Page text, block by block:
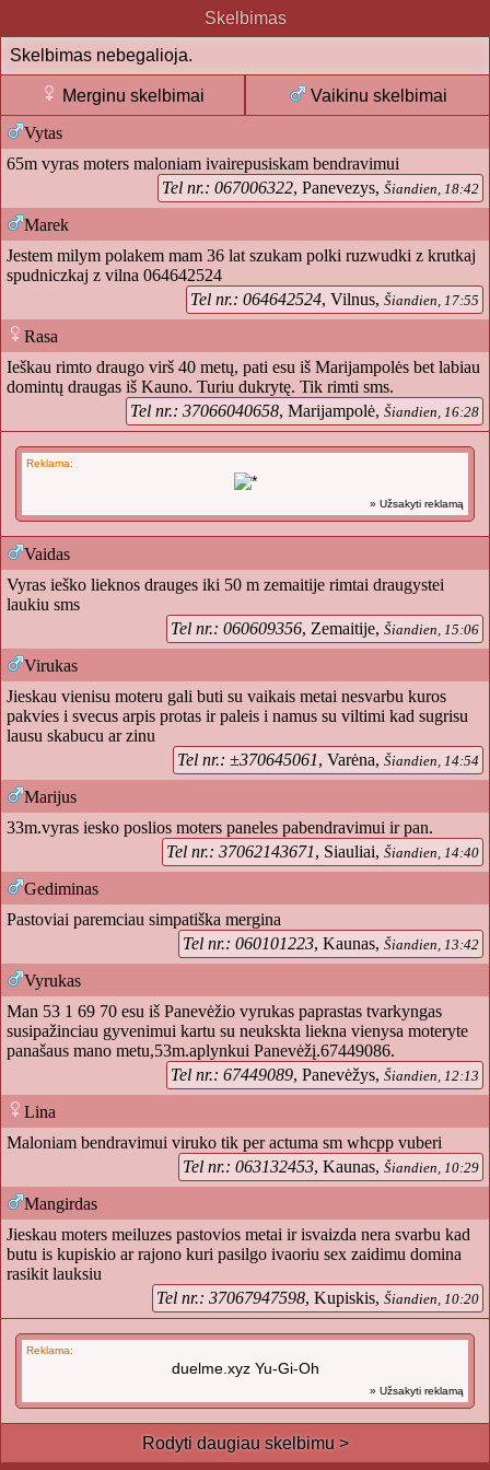
Skelbimas
Skelbimas nebegalioja.
Merginu skelbimai
Vaikinu skelbimai
Vytas
65m vyras moters maloniam ivairepusiskam bendravimui
Tel nr.: 067006322, Panevezys, Šiandien, 18:42
Marek
Jestem milym polakem mam 36 lat szukam polki ruzwudki z krutkaj
spudniczkaj z vilna 064642524
Tel nr.: 064642524, Vilnus, Šiandien, 17:55
Rasa
Ieškau rimto draugo virš 40 metų, pati esu iš Marijampolės bet labiau
domintų draugas iš Kauno. Turiu dukrytę. Tik rimti sms.
Tel nr.: 37066040658, Marijampolė, Šiandien, 16:28
Reklama:
» Užsakyti reklamą
Vaidas
Vyras ieško lieknos drauges iki 50 m zemaitije rimtai draugystei
laukiu sms
Tel nr.: 060609356, Zemaitije, Šiandien, 15:06
Virukas
Jieskau vienisu moteru gali buti su vaikais metai nesvarbu kuros
pakvies i svecus arpis protas ir paleis i namus su viltimi kad sugrisu
lausu skabucu ar zinu
Tel nr.: ±370645061, Varėna, Šiandien, 14:54
Marijus
33m.vyras iesko poslios moters paneles pabendravimui ir pan.
Tel nr.: 37062143671, Siauliai, Šiandien, 14:40
Gediminas
Pastoviai paremciau simpatiška mergina
Tel nr.: 060101223, Kaunas, Šiandien, 13:42
Vyrukas
Man 53 1 69 70 esu iš Panevėžio vyrukas paprastas tvarkyngas
susipažinciau gyvenimui kartu su neukskta liekna vienysa moteryte
panašaus mano metu,53m.aplynkui Panevėžį.67449086.
Tel nr.: 67449089, Panevėžys, Šiandien, 12:13
Lina
Maloniam bendravimui viruko tik per actuma sm whcpp vuberi
Tel nr.: 063132453, Kaunas, Šiandien, 10:29
Mangirdas
Jieskau moters meiluzes pastovios metai ir isvaizda nera svarbu kad
butu is kupiskio ar rajono kuri pasilgo ivaoriu sex zaidimu domina
rasikit lauksiu
Tel nr.: 37067947598, Kupiskis, Šiandien, 10:20
Reklama:
duelme.xyz Yu-Gi-Oh
» Užsakyti reklamą
Rodyti daugiau skelbimu >